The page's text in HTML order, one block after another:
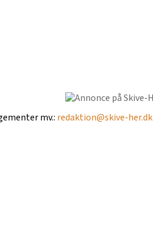
mv.: redaktion@skive-her.dk